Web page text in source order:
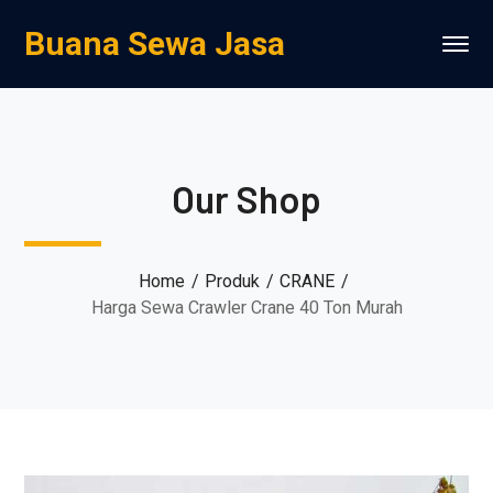
Buana Sewa Jasa
Our Shop
Home Produk
CRANE
Harga Sewa Crawler Crane 40 Ton Murah